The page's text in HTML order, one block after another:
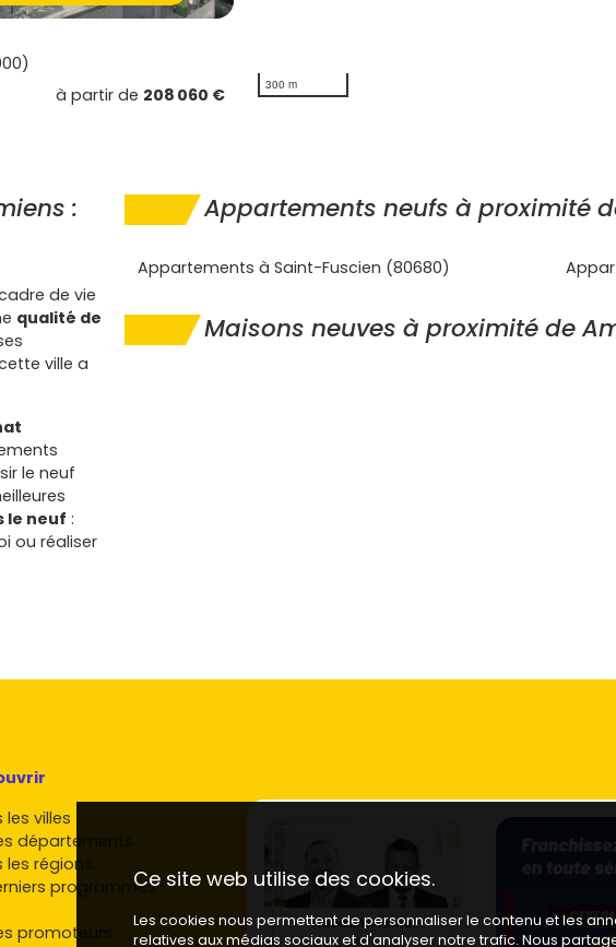
à partir de 208 060 € 300 m
:
de vie
qualité de
ville a
le neuf
le neuf :
ou réaliser
trouvent
ou
un
plus en
que ce
Appartements neufs à proximité
Appartements à Saint-Fuscien (80680)
Maisons neuves à proximité de
les villes
départements
régions
programmes
promoteurs
Ce site web utilise des cookies.
Les cookies nous permettent de personnaliser le contenu et les
relatives aux médias sociaux et d'analyser notre trafic. Nous